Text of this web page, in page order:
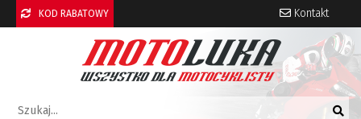
KOD RABATOWY Kontakt